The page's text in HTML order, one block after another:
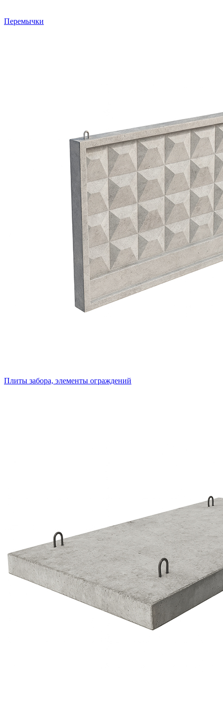
Перемычки
Плиты забора, элементы ограждений